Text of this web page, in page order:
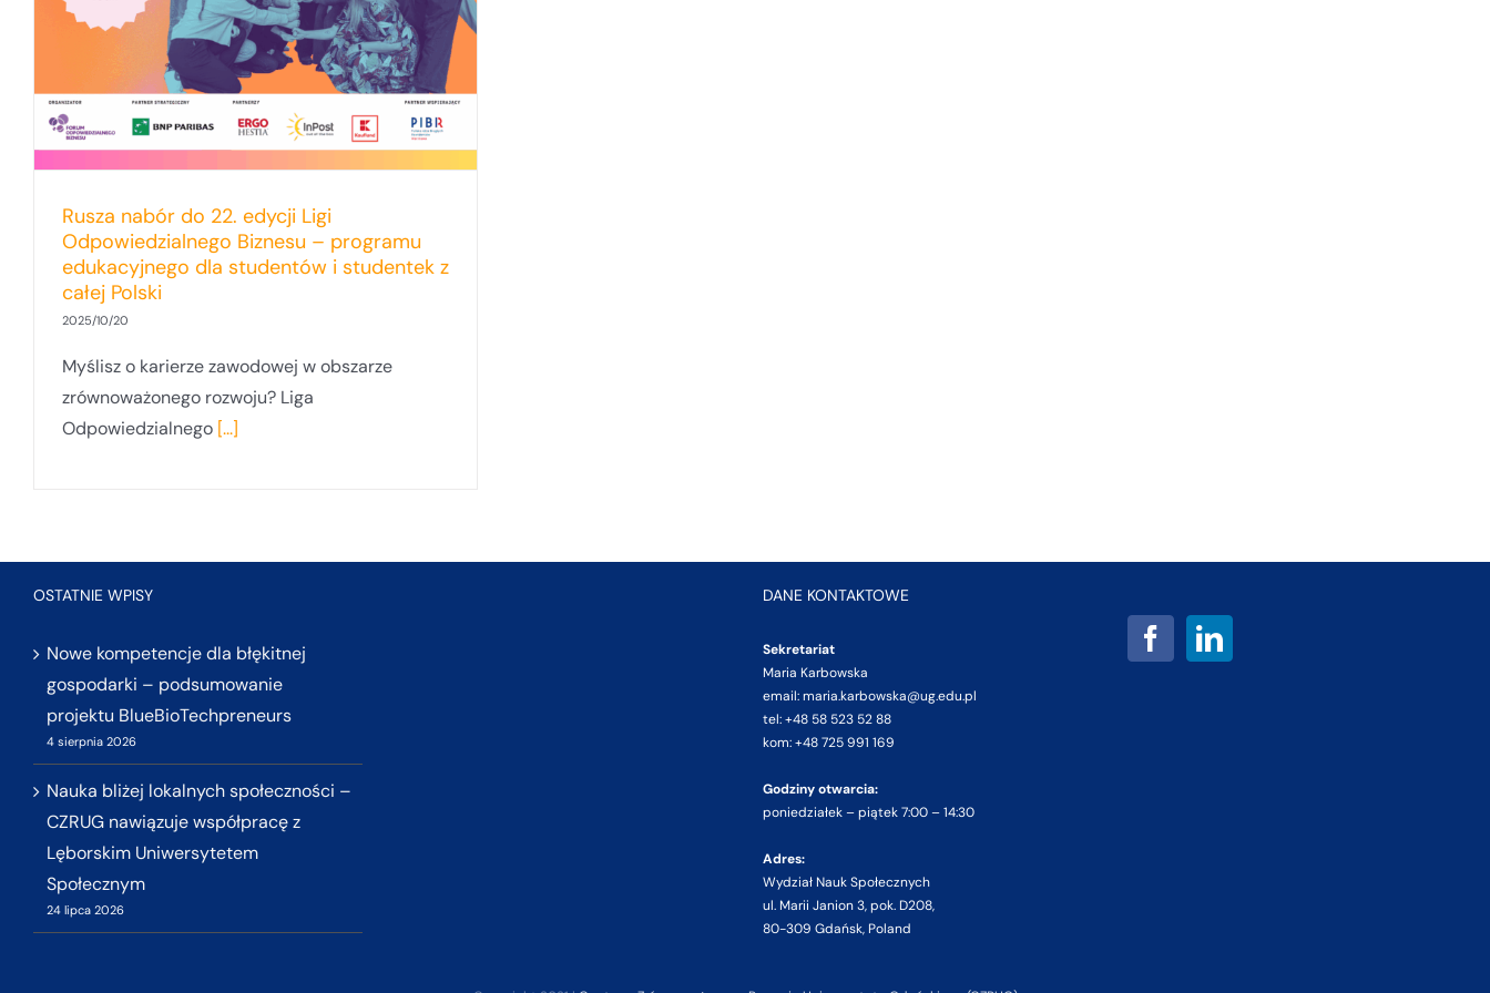
Rusza nabór do 22. edycji Ligi
Odpowiedzialnego Biznesu – programu
edukacyjnego dla studentów i studentek z
całej Polski
2025/10/20
Myślisz o karierze zawodowej w obszarze
zrównoważonego rozwoju? Liga
Odpowiedzialnego [...]
OSTATNIE WPISY
Nowe kompetencje dla błękitnej
gospodarki – podsumowanie
projektu BlueBioTechpreneurs
4 sierpnia 2026
Nauka bliżej lokalnych społeczności –
CZRUG nawiązuje współpracę z
Lęborskim Uniwersytetem
Społecznym
24 lipca 2026
DANE KONTAKTOWE
Sekretariat
Maria Karbowska
email: maria.karbowska@ug.edu.pl
tel: +48 58 523 52 88
kom: +48 725 991 169
Godziny otwarcia:
poniedziałek – piątek 7:00 – 14:30
Adres:
Wydział Nauk Społecznych
ul. Marii Janion 3, pok. D208,
80-309 Gdańsk, Poland